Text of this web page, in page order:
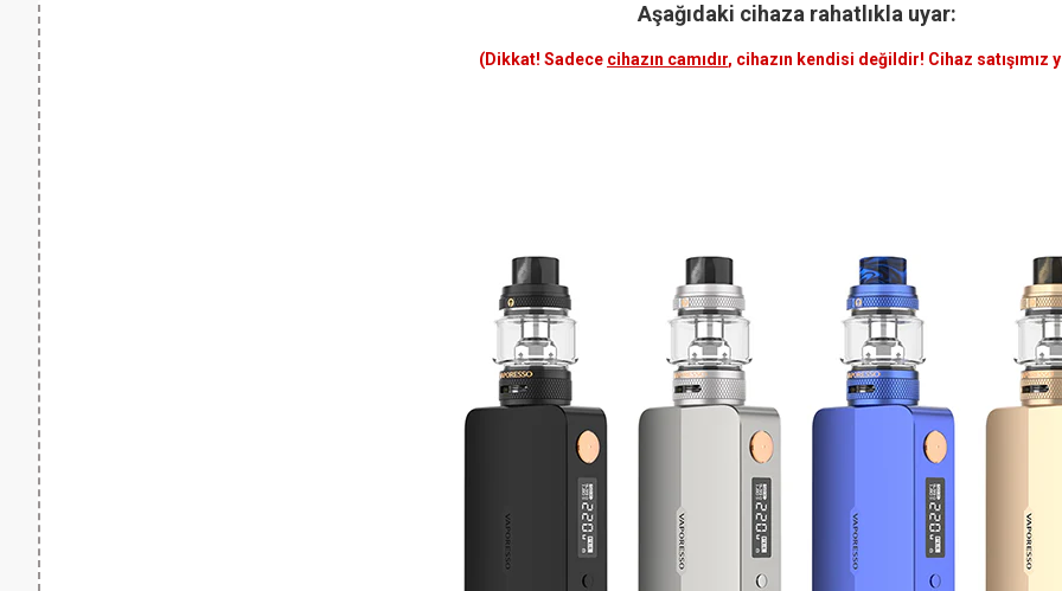
Aşağıdaki cihaza rahatlıkla uyar:
(Dikkat! Sadece cihazın camıdır, cihazın kendisi değildir! Cihaz satışımız